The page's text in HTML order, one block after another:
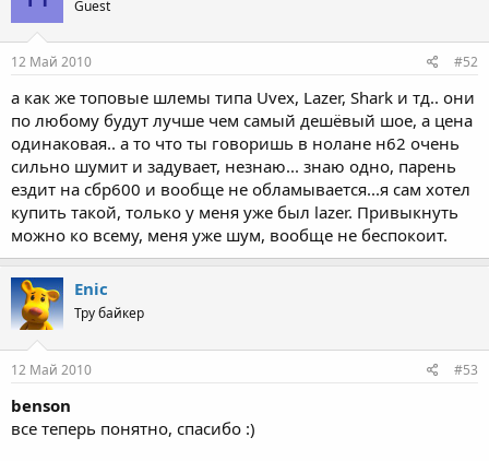
Guest
12 Май 2010 #52
а как же топовые шлемы типа Uvex, Lazer, Shark и тд.. они
по любому будут лучше чем самый дешёвый шое, а цена
одинаковая.. а то что ты говоришь в нолане н62 очень
сильно шумит и задувает, незнаю... знаю одно, парень
ездит на сбр600 и вообще не обламывается...я сам хотел
купить такой, только у меня уже был lazer. Привыкнуть
можно ко всему, меня уже шум, вообще не беспокоит.
Enic
Тру байкер
12 Май 2010 #53
benson
все теперь понятно, спасибо :)